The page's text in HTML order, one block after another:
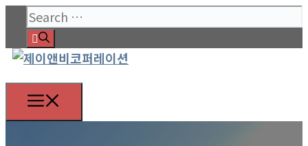
content
Search
for: